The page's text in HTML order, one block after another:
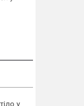
у